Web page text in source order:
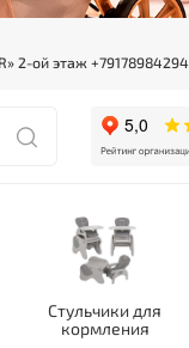
2-ой этаж +79178984294
Стульчики для
кормления